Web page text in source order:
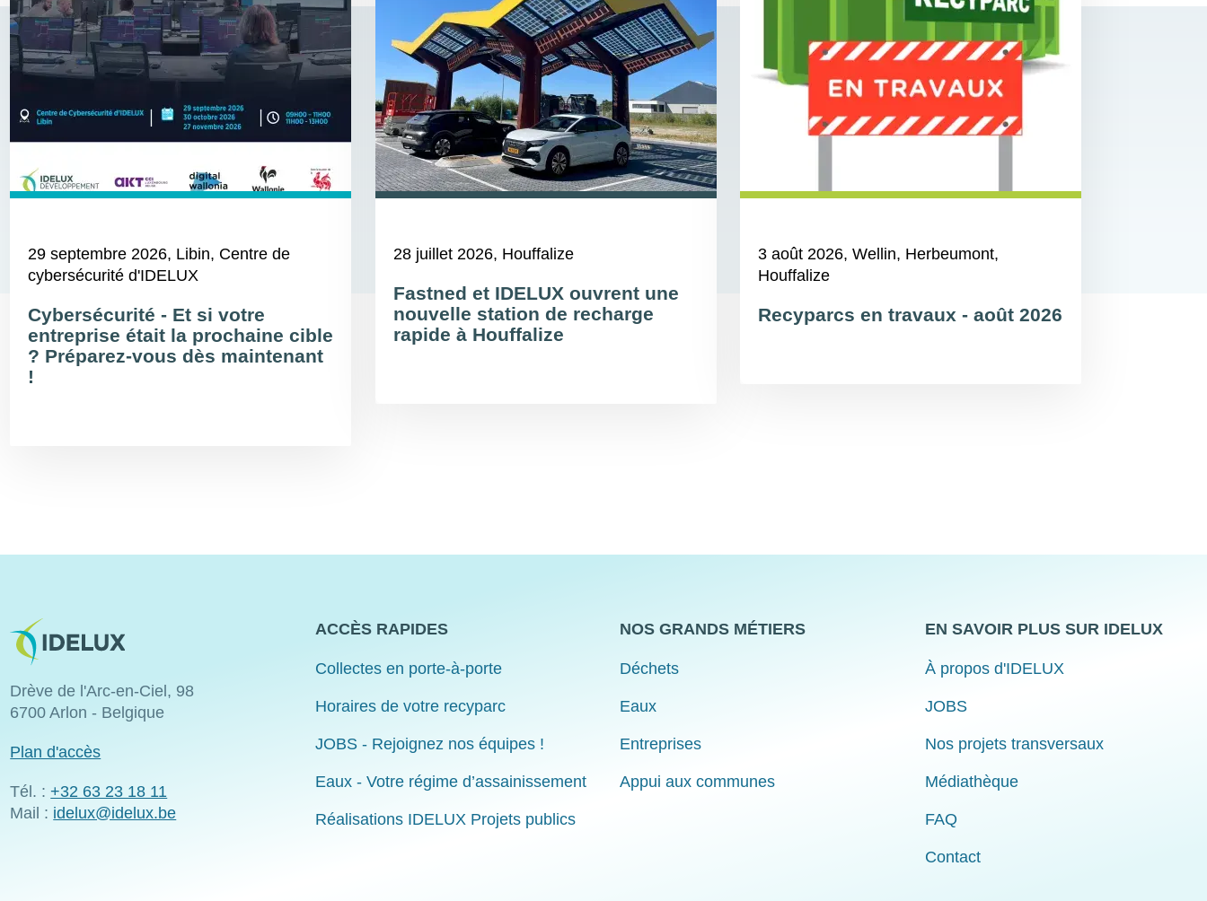
29 septembre 2026, Libin, Centre de
cybersécurité d'IDELUX
Cybersécurité - Et si votre
entreprise était la prochaine cible
? Préparez-vous dès maintenant
!
28 juillet 2026, Houffalize
Fastned et IDELUX ouvrent une
nouvelle station de recharge
rapide à Houffalize
3 août 2026, Wellin, Herbeumont,
Houffalize
Recyparcs en travaux - août 2026
Image
Drève de l'Arc-en-Ciel, 98
6700 Arlon - Belgique
Plan d'accès
Tél. :+32 63 23 18 11
Mail : idelux@idelux.be
ACCÈS RAPIDES
Collectes en porte-à-porte
Horaires de votre recyparc
JOBS - Rejoignez nos équipes !
Eaux - Votre régime d’assainissement
Réalisations IDELUX Projets publics
NOS GRANDS MÉTIERS
Déchets
Eaux
Entreprises
Appui aux communes
EN SAVOIR PLUS SUR IDELUX
À propos d'IDELUX
JOBS
Nos projets transversaux
Médiathèque
FAQ
Contact